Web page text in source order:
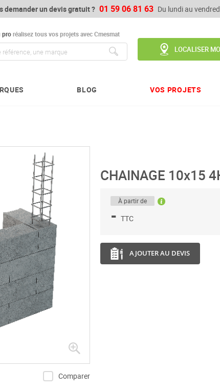
demander un devis gratuit ? 01 59 06 81 63 Du lundi au
proréalisez tous vos projets avec Cmesmat
LOCALISER
BLOG VOS PROJETS
Comparer
CHAINAGE 10x15
À partir de
- TTC
AJOUTER AU DEVIS